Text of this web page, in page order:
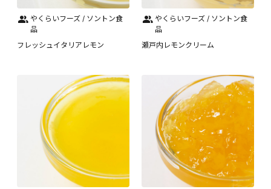
やくらいフーズ / ソントン食
品
フレッシュイタリアレモン
やくらいフーズ / ソントン食
品
瀬戸内レモンクリーム